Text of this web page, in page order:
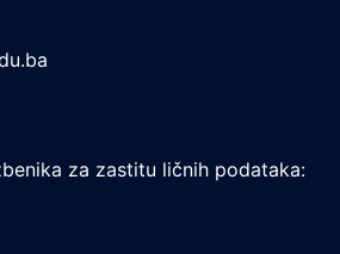
za zastitu ličnih podataka: